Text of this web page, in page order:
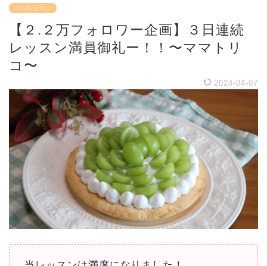
パンレッスン
【２.２万フォロワー企画】３日連続
レッスン満員御礼ー！！〜ママトリ
コ〜
2024-04-07